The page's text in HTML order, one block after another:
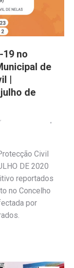
no
de
|
de
,
Civil
DE 2020
reportados
no Concelho
por